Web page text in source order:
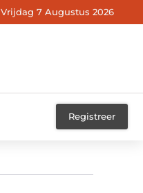
Vrijdag 7 Augustus 2026
Registreer